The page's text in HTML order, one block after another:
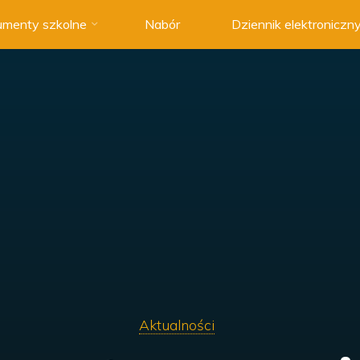
szkolne Nabór Dziennik
Aktualności